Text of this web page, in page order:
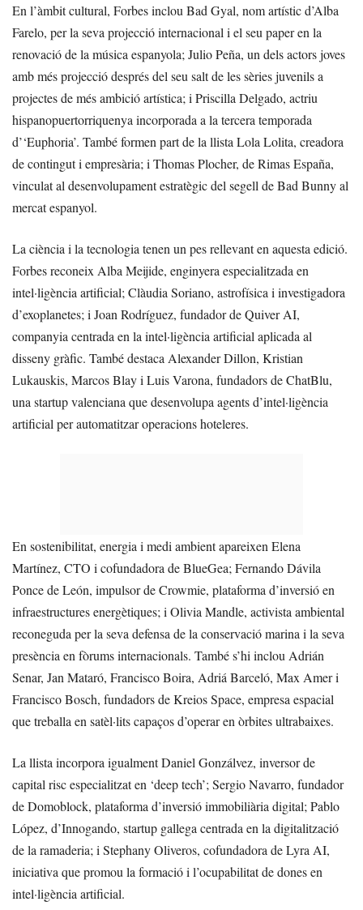
En l’àmbit cultural, Forbes inclou Bad Gyal, nom artístic d’Alba
Farelo, per la seva projecció internacional i el seu paper en la
renovació de la música espanyola; Julio Peña, un dels actors joves
amb més projecció després del seu salt de les sèries juvenils a
projectes de més ambició artística; i Priscilla Delgado, actriu
hispanopuertorriquenya incorporada a la tercera temporada
d’‘Euphoria’. També formen part de la llista Lola Lolita, creadora
de contingut i empresària; i Thomas Plocher, de Rimas España,
vinculat al desenvolupament estratègic del segell de Bad Bunny al
mercat espanyol.
La ciència i la tecnologia tenen un pes rellevant en aquesta edició.
Forbes reconeix Alba Meijide, enginyera especialitzada en
intel·ligència artificial; Clàudia Soriano, astrofísica i investigadora
d’exoplanetes; i Joan Rodríguez, fundador de Quiver AI,
companyia centrada en la intel·ligència artificial aplicada al
disseny gràfic. També destaca Alexander Dillon, Kristian
Lukauskis, Marcos Blay i Luis Varona, fundadors de ChatBlu,
una startup valenciana que desenvolupa agents d’intel·ligència
artificial per automatitzar operacions hoteleres.
En sostenibilitat, energia i medi ambient apareixen Elena
Martínez, CTO i cofundadora de BlueGea; Fernando Dávila
Ponce de León, impulsor de Crowmie, plataforma d’inversió en
infraestructures energètiques; i Olivia Mandle, activista ambiental
reconeguda per la seva defensa de la conservació marina i la seva
presència en fòrums internacionals. També s’hi inclou Adrián
Senar, Jan Mataró, Francisco Boira, Adriá Barceló, Max Amer i
Francisco Bosch, fundadors de Kreios Space, empresa espacial
que treballa en satèl·lits capaços d’operar en òrbites ultrabaixes.
La llista incorpora igualment Daniel Gonzálvez, inversor de
capital risc especialitzat en ‘deep tech’; Sergio Navarro, fundador
de Domoblock, plataforma d’inversió immobiliària digital; Pablo
López, d’Innogando, startup gallega centrada en la digitalització
de la ramaderia; i Stephany Oliveros, cofundadora de Lyra AI,
iniciativa que promou la formació i l’ocupabilitat de dones en
intel·ligència artificial.